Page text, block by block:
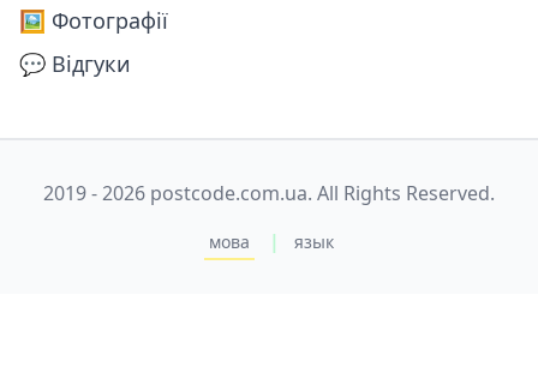
🖼️ Фотографії
💬 Відгуки
2019 - 2026 postcode.com.ua. All Rights Reserved.
мова | язык